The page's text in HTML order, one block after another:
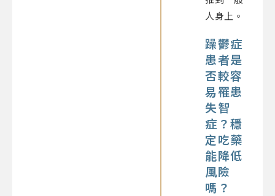
人身上。
躁鬱症
患者是
否較容
易罹患
失智
症？穩
定吃藥
能降低
風險
嗎？